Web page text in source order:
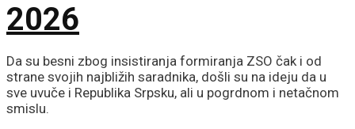
2026
Da su besni zbog insistiranja formiranja ZSO čak i od
strane svojih najbližih saradnika, došli su na ideju da u
sve uvuče i Republika Srpsku, ali u pogrdnom i netačnom
smislu.